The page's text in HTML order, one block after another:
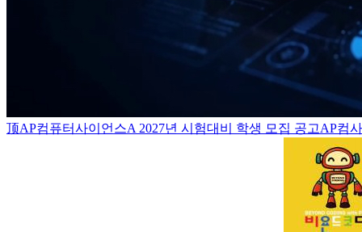
顶AP컴퓨터사이언스A 2027년 시험대비 학생 모집 공고AP컴